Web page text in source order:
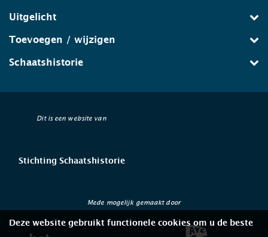
Uitgelicht
Toevoegen / wijzigen
Schaatshistorie
Dit is een website van
Stichting Schaatshistorie
Mede mogelijk gemaakt door
Deze website gebruikt functionele cookies om u de beste